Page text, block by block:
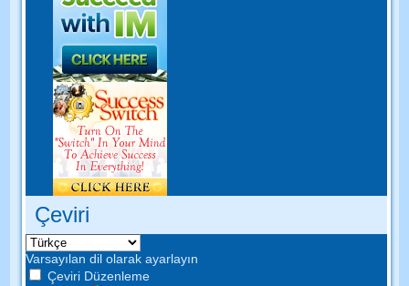
Çeviri
Varsayılan dil olarak ayarlayın
Çeviri Düzenleme